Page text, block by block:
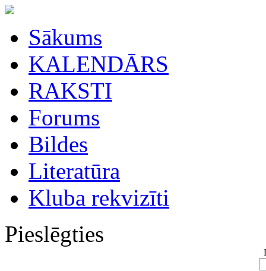
Sākums
KALENDĀRS
RAKSTI
Forums
Bildes
Literatūra
Kluba rekvizīti
Pieslēgties